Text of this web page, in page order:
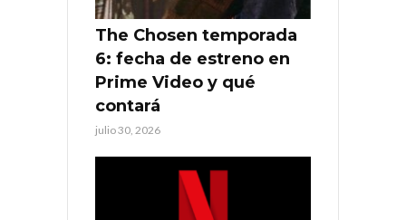
The Chosen temporada
6: fecha de estreno en
Prime Video y qué
contará
julio 30, 2026